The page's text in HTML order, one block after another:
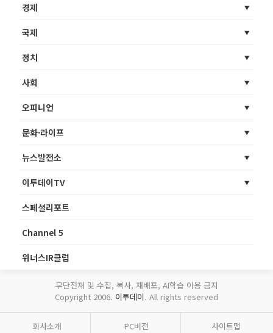
경제
국제
정치
사회
오피니언
문화·라이프
뉴스발전소
이투데이TV
스페셜리포트
Channel 5
위너스IR클럽
무단전재 및 수집, 복사, 재배포, AI학습 이용 금지
Copyright 2006. 이투데이. All rights reserved
회사소개 PC버전 사이트맵